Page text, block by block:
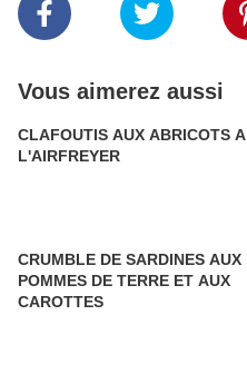
Vous aimerez aussi
CLAFOUTIS AUX ABRICOTS A
L'AIRFREYER
CRUMBLE DE SARDINES AUX
POMMES DE TERRE ET AUX
CAROTTES